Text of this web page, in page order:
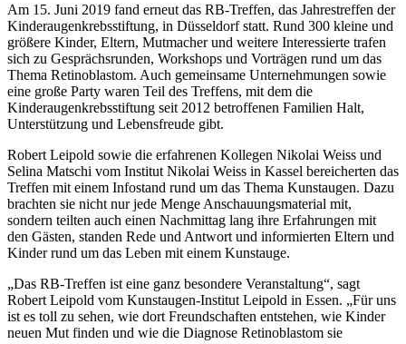
Am 15. Juni 2019 fand erneut das RB-Treffen, das Jahrestreffen der
Kinderaugenkrebsstiftung, in Düsseldorf statt. Rund 300 kleine und
größere Kinder, Eltern, Mutmacher und weitere Interessierte trafen
sich zu Gesprächsrunden, Workshops und Vorträgen rund um das
Thema Retinoblastom. Auch gemeinsame Unternehmungen sowie
eine große Party waren Teil des Treffens, mit dem die
Kinderaugenkrebsstiftung seit 2012 betroffenen Familien Halt,
Unterstützung und Lebensfreude gibt.
Robert Leipold sowie die erfahrenen Kollegen Nikolai Weiss und
Selina Matschi vom Institut Nikolai Weiss in Kassel bereicherten das
Treffen mit einem Infostand rund um das Thema Kunstaugen. Dazu
brachten sie nicht nur jede Menge Anschauungsmaterial mit,
sondern teilten auch einen Nachmittag lang ihre Erfahrungen mit
den Gästen, standen Rede und Antwort und informierten Eltern und
Kinder rund um das Leben mit einem Kunstauge.
„Das RB-Treffen ist eine ganz besondere Veranstaltung“, sagt
Robert Leipold vom Kunstaugen-Institut Leipold in Essen. „Für uns
ist es toll zu sehen, wie dort Freundschaften entstehen, wie Kinder
neuen Mut finden und wie die Diagnose Retinoblastom sie